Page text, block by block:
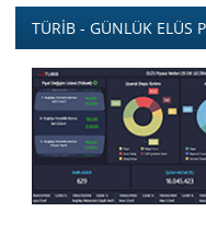
TÜRİB - GÜNLÜK ELÜS